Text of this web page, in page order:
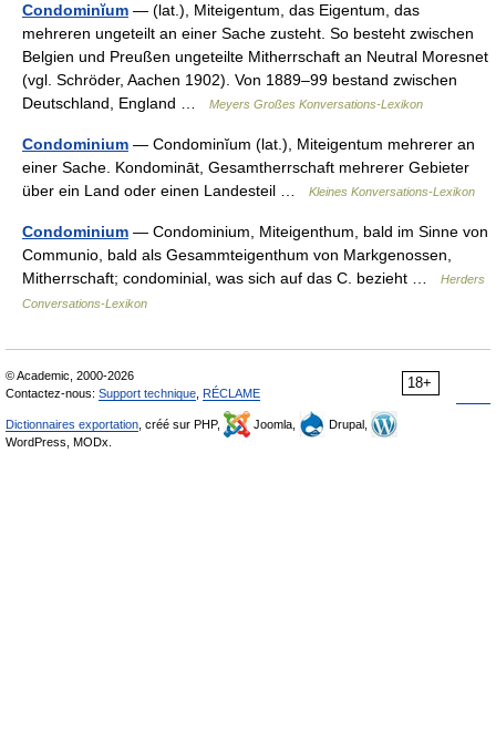
Condominĭum — (lat.), Miteigentum, das Eigentum, das
mehreren ungeteilt an einer Sache zusteht. So besteht zwischen
Belgien und Preußen ungeteilte Mitherrschaft an Neutral Moresnet
(vgl. Schröder, Aachen 1902). Von 1889–99 bestand zwischen
Deutschland, England …
Meyers Großes Konversations-Lexikon
Condominium — Condominĭum (lat.), Miteigentum mehrerer an
einer Sache. Kondomināt, Gesamtherrschaft mehrerer Gebieter
über ein Land oder einen Landesteil …
Kleines Konversations-Lexikon
Condominium — Condominium, Miteigenthum, bald im Sinne von
Communio, bald als Gesammteigenthum von Markgenossen,
Mitherrschaft; condominial, was sich auf das C. bezieht …
Herders
Conversations-Lexikon
18+
© Academic, 2000-2026
Contactez-nous: Support technique RÉCLAME
Dictionnaires exportation , créé sur PHP, Joomla,
Drupal,
WordPress, MODx.